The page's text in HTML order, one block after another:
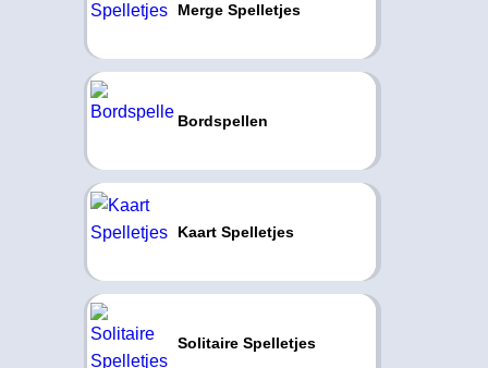
Merge Spelletjes
Bordspellen
Kaart Spelletjes
Solitaire Spelletjes